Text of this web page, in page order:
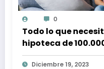
0
Todo lo que
hipoteca de
Diciembre 19, 2023